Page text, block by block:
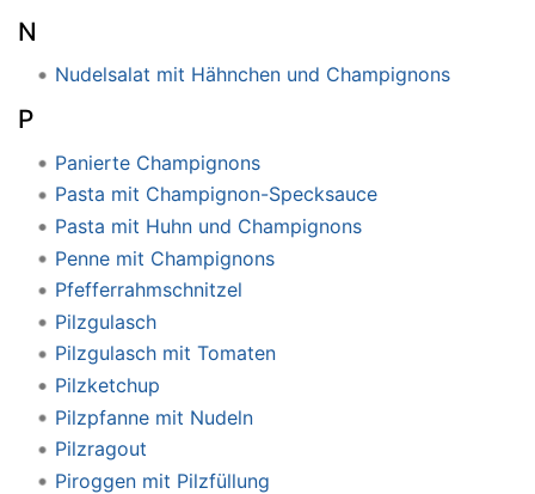
N
Nudelsalat mit Hähnchen und Champignons
P
Panierte Champignons
Pasta mit Champignon-Specksauce
Pasta mit Huhn und Champignons
Penne mit Champignons
Pfefferrahmschnitzel
Pilzgulasch
Pilzgulasch mit Tomaten
Pilzketchup
Pilzpfanne mit Nudeln
Pilzragout
Piroggen mit Pilzfüllung